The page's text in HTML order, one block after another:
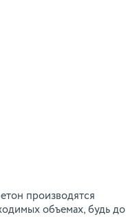
производятся
объемах, будь до